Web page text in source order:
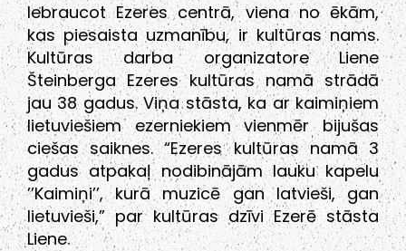
Iebraucot Ezeres centrā, viena no ēkām,
kas piesaista uzmanību, ir kultūras nams.
Kultūras darba organizatore Liene
Šteinberga Ezeres kultūras namā strādā
jau 38 gadus. Viņa stāsta, ka ar kaimiņiem
lietuviešiem ezerniekiem vienmēr bijušas
ciešas saiknes. “Ezeres kultūras namā 3
gadus atpakaļ nodibinājām lauku kapelu
’’Kaimiņi’’, kurā muzicē gan latvieši, gan
lietuvieši,” par kultūras dzīvi Ezerē stāsta
Liene.